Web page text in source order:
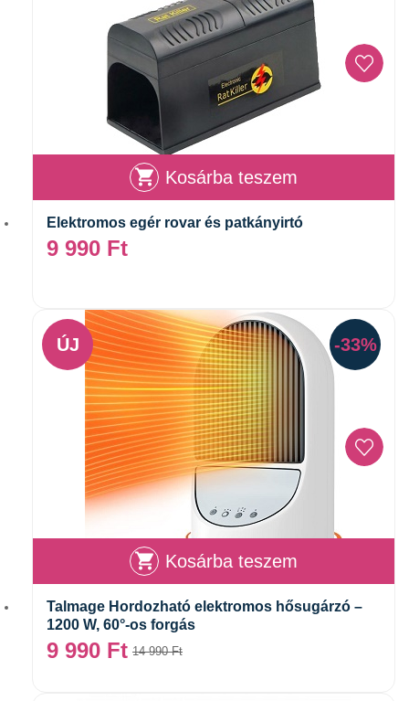
Kosárba teszem
Elektromos egér rovar és patkányirtó
9 990 Ft
-33%
ÚJ
Kosárba teszem
Talmage Hordozható elektromos hősugárzó –
1200 W, 60°-os forgás
14 990Ft
9 990 Ft